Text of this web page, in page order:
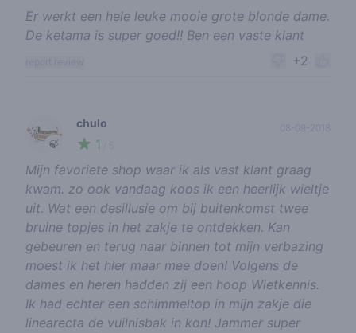
Er werkt een hele leuke mooie grote blonde dame.
De ketama is super goed!! Ben een vaste klant
+2
🍃
chulo
1
Mijn favoriete shop waar ik als vast klant graag
kwam. zo ook vandaag koos ik een heerlijk wieltje
uit. Wat een desillusie om bij buitenkomst twee
bruine topjes in het zakje te ontdekken. Kan
gebeuren en terug naar binnen tot mijn verbazing
moest ik het hier maar mee doen! Volgens de
dames en heren hadden zij een hoop Wietkennis.
Ik had echter een schimmeltop in mijn zakje die
linearecta de vuilnisbak in kon! Jammer super